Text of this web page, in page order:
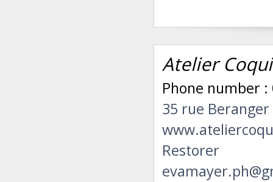
Atelier
Phone number :
35 rue
Restorer